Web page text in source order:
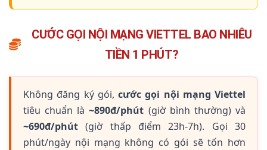
CƯỚC GỌI NỘI MẠNG VIETTEL BAO NHIÊU
TIỀN 1 PHÚT?
Không đăng ký gói, cước gọi nội mạng Viettel
tiêu chuẩn là~890đ/phút (giờ bình thường) và
~690đ/phút (giờ thấp điểm 23h-7h). Gọi 30
phút/ngày nội mạng không có gói sẽ tốn hơn